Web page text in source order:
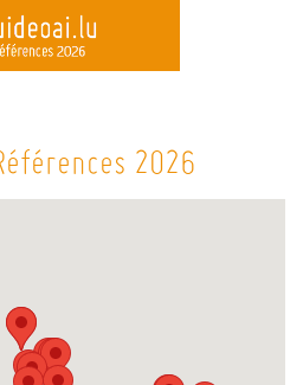
Skip
to
2026